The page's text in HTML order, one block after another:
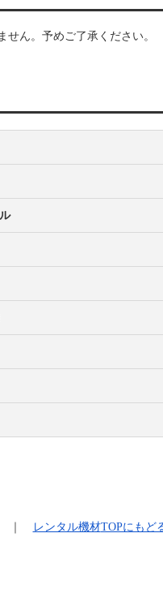
ん。予めご了承ください。
レンタル機材TOPにもど